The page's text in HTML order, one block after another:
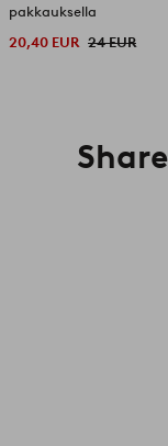
pakkauksella
20,40 EUR 24 EUR